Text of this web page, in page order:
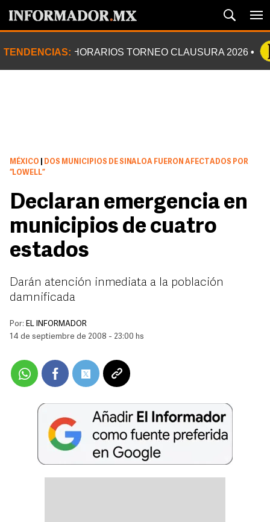
TENDENCIAS: HORARIOS TORNEO CLAUSURA 2026
MÉXICO
DOS MUNICIPIOS DE SINALOA FUERON AFECTADOS POR
“LOWELL”
Declaran emergencia en
municipios de cuatro
estados
Darán atención inmediata a la población
damnificada
Por: EL INFORMADOR
14 de septiembre de 2008 - 23:00 hs